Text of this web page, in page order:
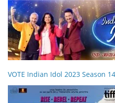
VOTE Indian Idol 2023 Season